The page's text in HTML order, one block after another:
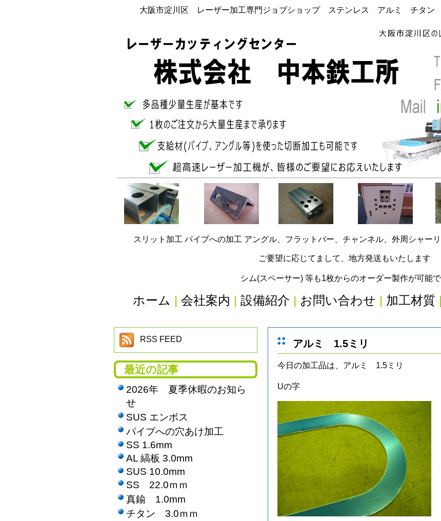
大阪市淀川区 レーザー加工専門ジョブショップ ステンレス アルミ チタ
スリット加工 パイプへの加工 アングル、フラットバー、チャンネル、外周シャー
ご要望に応じてまして、地方発送もいたします
シム(スペーサー) 等も1枚からのオーダー製作が可能
ホーム | 会社案内 | 設備紹介 | お問い合わせ | 加工材質 |
アルミ 1.5ミリ
今日の加工品は、アルミ 1.5ミリ
Uの字
RSS FEED
最近の記事
2026年 夏季休暇のお知ら
せ
SUS エンボス
パイプへの穴あけ加工
SS 1.6mm
AL 縞板 3.0mm
SUS 10.0mm
SS 22.0ｍｍ
真鍮 1.0mm
チタン 3.0ｍｍ